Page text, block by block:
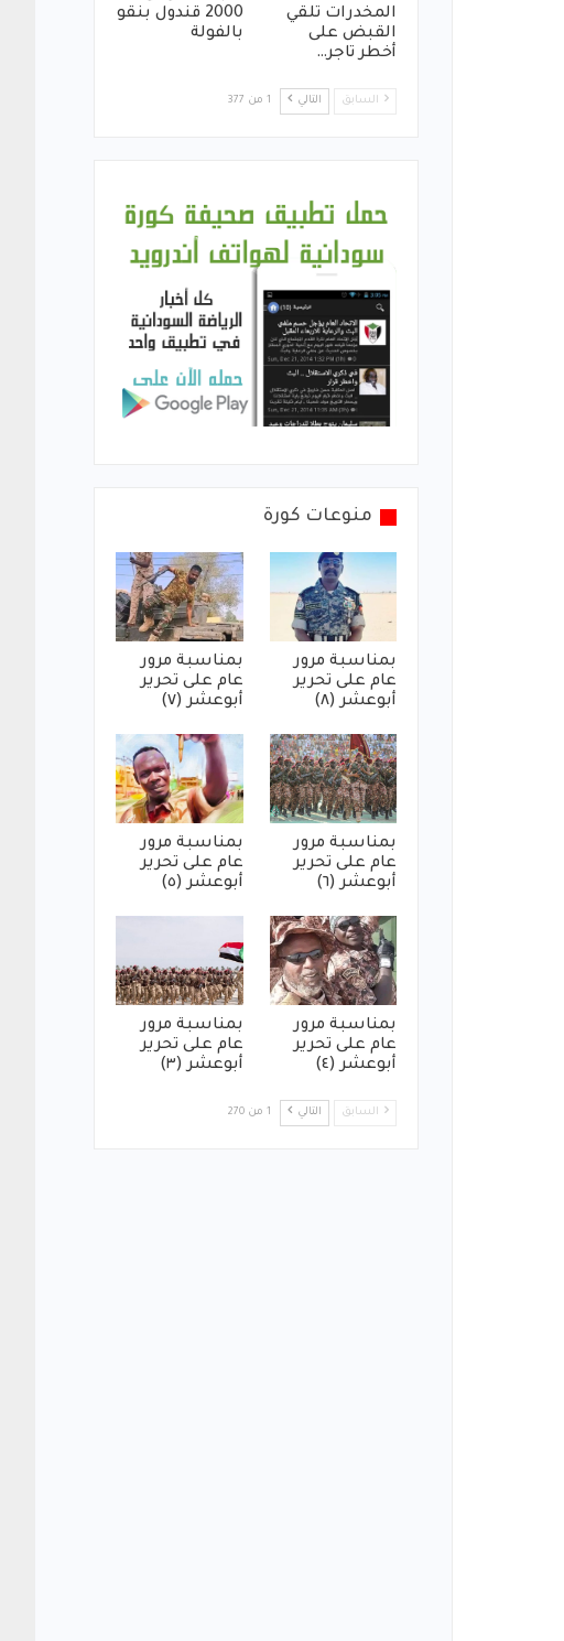
المخدرات تلقي
القبض على
أخطر تاجر…
2000 قندول بنقو
بالفولة
السابق التالي 1 من 377
منوعات كورة
بمناسبة مرور
عام على تحرير
أبوعشر (٨)
بمناسبة مرور
عام على تحرير
أبوعشر (٧)
بمناسبة مرور
عام على تحرير
أبوعشر (٦)
بمناسبة مرور
عام على تحرير
أبوعشر (٥)
بمناسبة مرور
عام على تحرير
أبوعشر (٤)
بمناسبة مرور
عام على تحرير
أبوعشر (٣)
السابق التالي 1 من 270